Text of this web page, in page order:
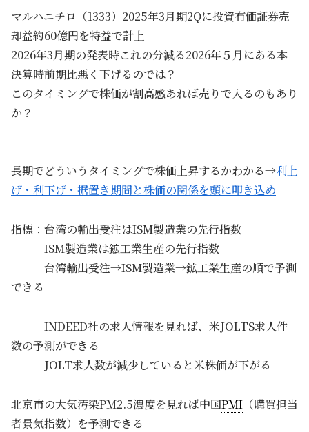
マルハニチロ（1333）2025年3月期2Qに投資有価証券売
却益約60億円を特益で計上
2026年3月期の発表時これの分減る2026年５月にある本
決算時前期比悪く下げるのでは？
このタイミングで株価が割高感あれば売りで入るのもあり
か？
長期でどういうタイミングで株価上昇するかわかる→利上
げ・利下げ・据置き期間と株価の関係を頭に叩き込め
指標：台湾の輸出受注はISM製造業の先行指数
ISM製造業は鉱工業生産の先行指数
台湾輸出受注→ISM製造業→鉱工業生産の順で予測
できる
INDEED社の求人情報を見れば、米JOLTS求人件
数の予測ができる
JOLT求人数が減少していると米株価が下がる
北京市の大気汚染PM2.5濃度を見れば中国PMI （購買担当
者景気指数）を予測できる